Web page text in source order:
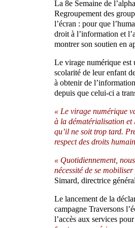
La 8e Semaine de
Regroupement des
l’écran : pour que
droit à l’information et
montrer son soutien en
Le virage numérique est
scolarité de leur enfant
à obtenir de
depuis que celui-ci a
« Le virage numérique
à la dématérialisation et
qu’il ne soit trop tard.
respect des droits
« Quotidiennement,
nécessité de se
Simard, directrice
Le lancement de la
campagne Traversons
l’accès aux services